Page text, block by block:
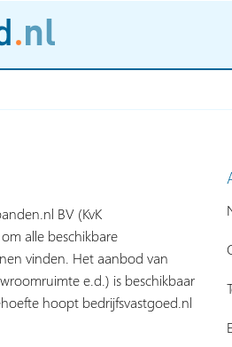
BV (KvK
alle beschikbare
vinden. Het aanbod van
e.d.) is beschikbaar
hoopt bedrijfsvastgoed.nl